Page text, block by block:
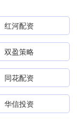
红河配资
双盈策略
同花配资
华信投资